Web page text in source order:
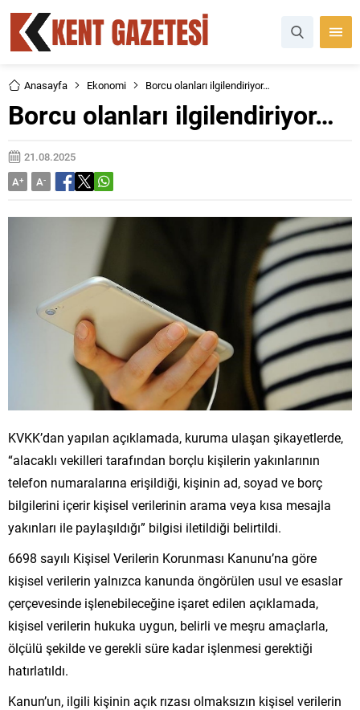
Anasayfa Ekonomi Borcu olanları ilgilendiriyor…
Borcu olanları ilgilendiriyor…
21.08.2025
A+ A-
KVKK’dan yapılan açıklamada, kuruma ulaşan şikayetlerde,
“alacaklı vekilleri tarafından borçlu kişilerin yakınlarının
telefon numaralarına erişildiği, kişinin ad, soyad ve borç
bilgilerini içerir kişisel verilerinin arama veya kısa mesajla
yakınları ile paylaşıldığı” bilgisi iletildiği belirtildi.
6698 sayılı Kişisel Verilerin Korunması Kanunu’na göre
kişisel verilerin yalnızca kanunda öngörülen usul ve esaslar
çerçevesinde işlenebileceğine işaret edilen açıklamada,
kişisel verilerin hukuka uygun, belirli ve meşru amaçlarla,
ölçülü şekilde ve gerekli süre kadar işlenmesi gerektiği
hatırlatıldı.
Kanun’un, ilgili kişinin açık rızası olmaksızın kişisel verilerin